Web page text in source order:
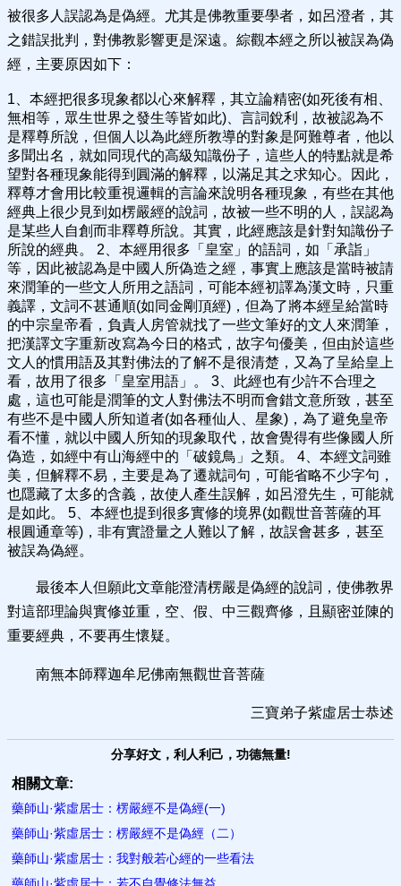
被很多人誤認為是偽經。尤其是佛教重要學者，如呂澄者，其
之錯誤批判，對佛教影響更是深遠。綜觀本經之所以被誤為偽
經，主要原因如下：
1、本經把很多現象都以心來解釋，其立論精密(如死後有相、
無相等，眾生世界之發生等皆如此)、言詞銳利，故被認為不
是釋尊所說，但個人以為此經所教導的對象是阿難尊者，他以
多聞出名，就如同現代的高級知識份子，這些人的特點就是希
望對各種現象能得到圓滿的解釋，以滿足其之求知心。因此，
釋尊才會用比較重視邏輯的言論來說明各種現象，有些在其他
經典上很少見到如楞嚴經的說詞，故被一些不明的人，誤認為
是某些人自創而非釋尊所說。其實，此經應該是針對知識份子
所說的經典。 2、本經用很多「皇室」的語詞，如「承詣」
等，因此被認為是中國人所偽造之經，事實上應該是當時被請
來潤筆的一些文人所用之語詞，可能本經初譯為漢文時，只重
義譯，文詞不甚通順(如同金剛頂經)，但為了將本經呈給當時
的中宗皇帝看，負責人房管就找了一些文筆好的文人來潤筆，
把漢譯文字重新改寫為今日的格式，故字句優美，但由於這些
文人的慣用語及其對佛法的了解不是很清楚，又為了呈給皇上
看，故用了很多「皇室用語」。 3、此經也有少許不合理之
處，這也可能是潤筆的文人對佛法不明而會錯文意所致，甚至
有些不是中國人所知道者(如各種仙人、星象)，為了避免皇帝
看不懂，就以中國人所知的現象取代，故會覺得有些像國人所
偽造，如經中有山海經中的「破鏡鳥」之類。 4、本經文詞雖
美，但解釋不易，主要是為了遷就詞句，可能省略不少字句，
也隱藏了太多的含義，故使人產生誤解，如呂澄先生，可能就
是如此。 5、本經也提到很多實修的境界(如觀世音菩薩的耳
根圓通章等)，非有實證量之人難以了解，故誤會甚多，甚至
被誤為偽經。
最後本人但願此文章能澄清楞嚴是偽經的說詞，使佛教界
對這部理論與實修並重，空、假、中三觀齊修，且顯密並陳的
重要經典，不要再生懷疑。
南無本師釋迦牟尼佛南無觀世音菩薩
三寶弟子紫虛居士恭述
分享好文，利人利己，功德無量!
相關文章:
藥師山·紫虛居士：楞嚴經不是偽經(一)
藥師山·紫虛居士：楞嚴經不是偽經（二）
藥師山·紫虛居士：我對般若心經的一些看法
藥師山·紫虛居士：若不自覺修法無益